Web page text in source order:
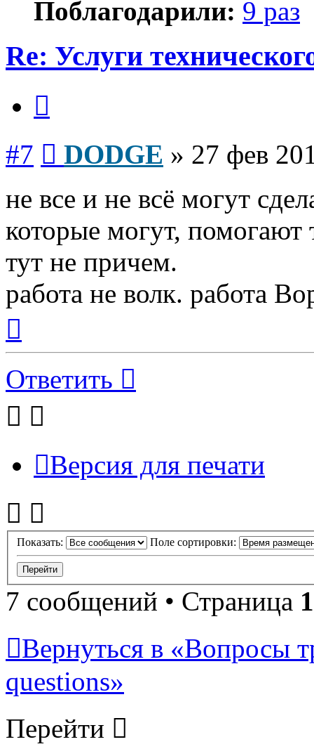
Поблагодарили: 9 раз
Re: Услуги
#7 DODGE » 27 фев
не все и не всё могут
которые могут, помогают
тут не причем.
работа не волк. работа
началу
Ответить
Версия для печати
Показать: Поле сортировки:
7 сообщений • Страница 1
Вернуться в «Вопросы
questions»
Перейти